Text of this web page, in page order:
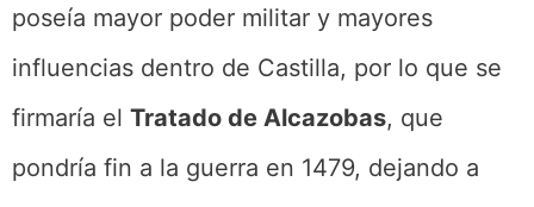
poseía mayor poder militar y mayores
influencias dentro de Castilla, por lo que se
firmaría el Tratado de Alcazobas, que
pondría fin a la guerra en 1479, dejando a